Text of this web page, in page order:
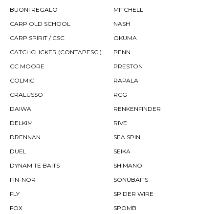
BUONI REGALO
CARP OLD SCHOOL
CARP SPIRIT / CSC
CATCHCLICKER (CONTAPESCI)
CC MOORE
COLMIC
CRALUSSO
DAIWA
DELKIM
DRENNAN
DUEL
DYNAMITE BAITS
FIN-NOR
FLY
FOX
MITCHELL
NASH
OKUMA
PENN
PRESTON
RAPALA
RCG
RENKENFINDER
RIVE
SEA SPIN
SEIKA
SHIMANO
SONUBAITS
SPIDER WIRE
SPOMB